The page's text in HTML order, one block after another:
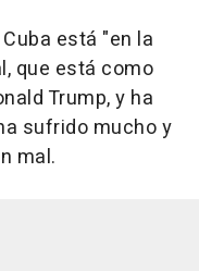
está "en la
que está como
Trump, y ha
sufrido mucho y
mal.